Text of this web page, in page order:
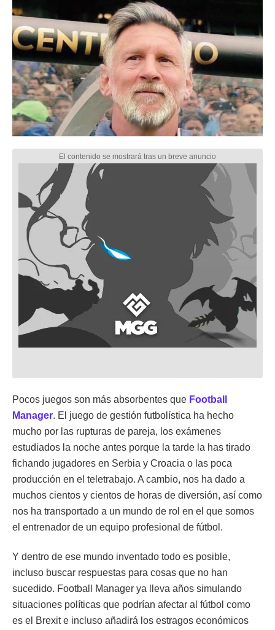
Pocos juegos son más absorbentes que Football
Manager. El juego de gestión futbolística ha hecho
mucho por las rupturas de pareja, los exámenes
estudiados la noche antes porque la tarde la has tirado
fichando jugadores en Serbia y Croacia o las poca
producción en el teletrabajo. A cambio, nos ha dado a
muchos cientos y cientos de horas de diversión, así como
nos ha transportado a un mundo de rol en el que somos
el entrenador de un equipo profesional de fútbol.
Y dentro de ese mundo inventado todo es posible,
incluso buscar respuestas para cosas que no han
sucedido. Football Manager ya lleva años simulando
situaciones políticas que podrían afectar al fútbol como
es el Brexit e incluso añadirá los estragos económicos